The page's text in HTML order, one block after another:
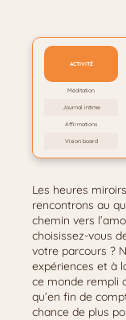
ACTIVITÉ
Méditation
Journal intime
Affirmations
Vision board
Les heures
rencontrons au
chemin vers
choisissez-vous
votre parcours ?
expériences et à
ce monde rempli
qu’en fin de
chance de plus